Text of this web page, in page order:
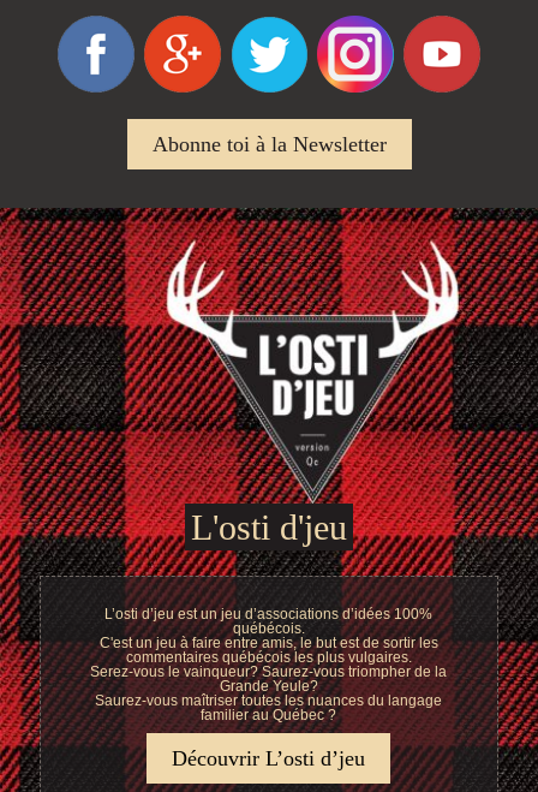
Abonne toi à la Newsletter
L'osti d'jeu
L’osti d’jeu est un jeu d’associations d’idées 100%
québécois.
C'est un jeu à faire entre amis, le but est de sortir les
commentaires québécois les plus vulgaires.
Serez-vous le vainqueur? Saurez-vous triompher de la
Grande Yeule?
Saurez-vous maîtriser toutes les nuances du langage
familier au Québec ?
Découvrir L’osti d’jeu